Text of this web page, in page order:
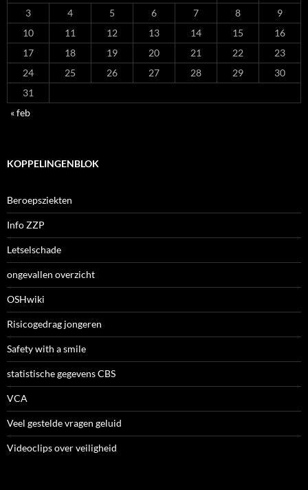
3
4 5 6 7 8
9
10
11 12 13 14 15
16
17
18 19 20 21 22
23
24
25 26 27 28 29
30
31
« feb
KOPPELINGENBLOK
Beroepsziekten
Info ZZP
Letselschade
ongevallen overzicht
OSHwiki
Risicogedrag jongeren
Safety with a smile
statistische gegevens CBS
VCA
Veel gestelde vragen geluid
Videoclips over veiligheid